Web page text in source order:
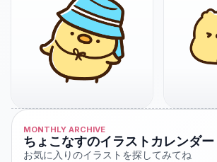
MONTHLY ARCHIVE
ちょこなすのイラストカレンダー
お気に入りのイラストを探してみてね